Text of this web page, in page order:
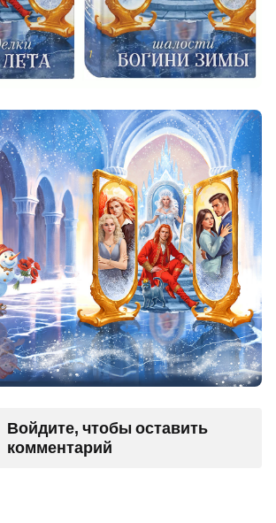
Войдите, чтобы оставить
комментарий